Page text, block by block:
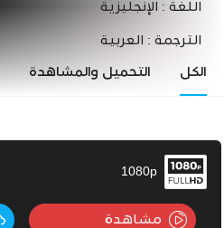
اللغة : الإنجليزية
الترجمة : العربية
الكل التحميل والمشاهدة
1080p
مشاهدة